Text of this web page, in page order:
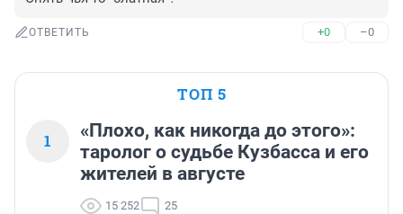
ОТВЕТИТЬ +0 –0
ТОП 5
1
«Плохо, как никогда до этого»:
таролог о судьбе Кузбасса и его
жителей в августе
15 252 25